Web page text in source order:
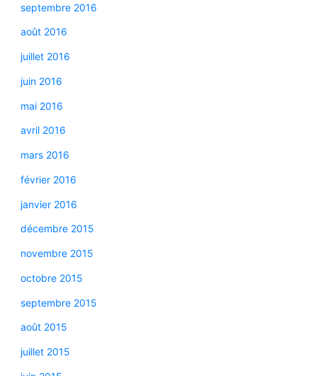
septembre 2016
août 2016
juillet 2016
juin 2016
mai 2016
avril 2016
mars 2016
février 2016
janvier 2016
décembre 2015
novembre 2015
octobre 2015
septembre 2015
août 2015
juillet 2015